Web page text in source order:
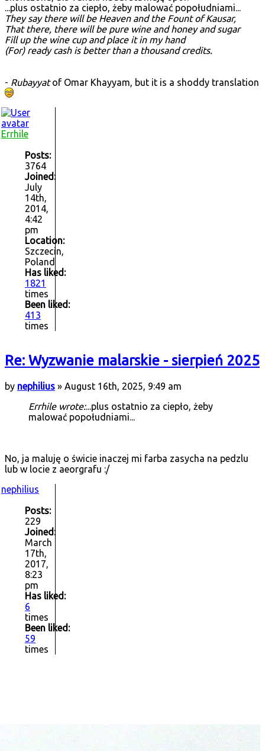
...plus ostatnio za ciepło, żeby malować popołudniami...
They say there will be Heaven and the Fount of Kausar,
That there, there will be pure wine and honey and sugar
Fill up the wine cup and place it in my hand
(For) ready cash is better than a thousand credits.
- Rubayyatof Omar Khayyam, but it is a shoddy translation
Errhile
Posts:
3764
Joined:
July
14th,
2014,
4:42
pm
Location:
Szczecin,
Poland
Has liked:
1821
times
Been liked:
413
times
Re: Wyzwanie malarskie - sierpień 2025
by nephilius » August 16th, 2025, 9:49 am
Errhile wrote:...plus ostatnio za ciepło, żeby
malować popołudniami...
No, ja maluję o świcie inaczej mi farba zasycha na pedzlu
lub w locie z aeorgrafu :/
nephilius
Posts:
229
Joined:
March
17th,
2017,
8:23
pm
Has liked:
6
times
Been liked:
59
times